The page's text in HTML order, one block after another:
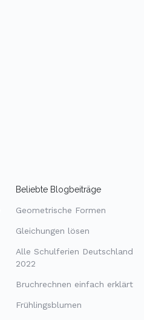
Beliebte Blogbeiträge
Geometrische Formen
Gleichungen lösen
Alle Schulferien Deutschland
2022
Bruchrechnen einfach erklärt
Frühlingsblumen